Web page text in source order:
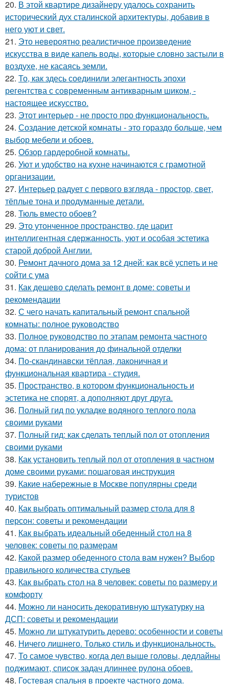
20. В этой квартире дизайнеру удалось сохранить
исторический дух сталинской архитектуры, добавив в
него уют и свет.
21. Это невероятно реалистичное произведение
искусства в виде капель воды, которые словно застыли в
воздухе, не касаясь земли.
22. То, как здесь соединили элегантность эпохи
регентства с современным антикварным шиком, -
настоящее искусство.
23. Этот интерьер - не просто про функциональность.
24. Создание детской комнаты - это гораздо больше, чем
выбор мебели и обоев.
25. Обзор гардеробной комнаты.
26. Уют и удобство на кухне начинаются с грамотной
организации.
27. Интерьер радует с первого взгляда - простор, свет,
тёплые тона и продуманные детали.
28. Тюль вместо обоев?
29. Это утонченное пространство, где царит
интеллигентная сдержанность, уют и особая эстетика
старой доброй Англии.
30. Ремонт дачного дома за 12 дней: как всё успеть и не
сойти с ума
31. Как дешево сделать ремонт в доме: советы и
рекомендации
32. С чего начать капитальный ремонт спальной
комнаты: полное руководство
33. Полное руководство по этапам ремонта частного
дома: от планирования до финальной отделки
34. По-скандинавски тёплая, лаконичная и
функциональная квартира - студия.
35. Пространство, в котором функциональность и
эстетика не спорят, а дополняют друг друга.
36. Полный гид по укладке водяного теплого пола
своими руками
37. Полный гид: как сделать теплый пол от отопления
своими руками
38. Как установить теплый пол от отопления в частном
доме своими руками: пошаговая инструкция
39. Какие набережные в Москве популярны среди
туристов
40. Как выбрать оптимальный размер стола для 8
персон: советы и рекомендации
41. Как выбрать идеальный обеденный стол на 8
человек: советы по размерам
42. Какой размер обеденного стола вам нужен? Выбор
правильного количества стульев
43. Как выбрать стол на 8 человек: советы по размеру и
комфорту
44. Можно ли наносить декоративную штукатурку на
ДСП: советы и рекомендации
45. Можно ли штукатурить дерево: особенности и советы
46. Ничего лишнего. Только стиль и функциональность.
47. То самое чувство, когда дел выше головы, дедлайны
поджимают, список задач длиннее рулона обоев.
48. Гостевая спальня в проекте частного дома.